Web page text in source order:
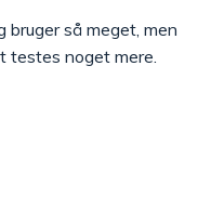
bruger så meget, men
testes noget mere.